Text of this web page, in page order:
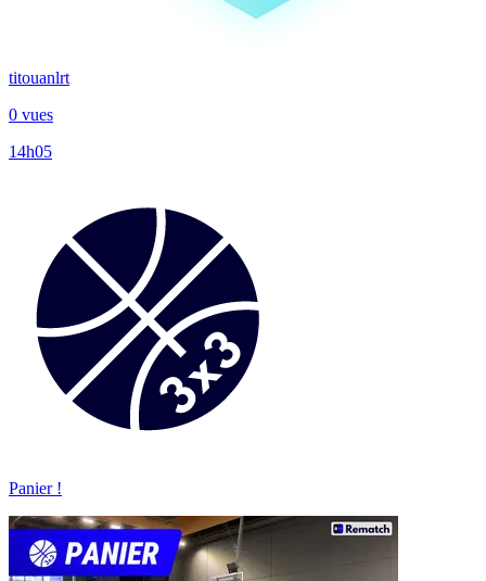
titouanlrt
0 vues
14h05
Panier !